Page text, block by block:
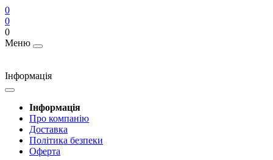
0
0
0
Меню
Інформація
Інформація
Про компанію
Доставка
Політика безпеки
Оферта